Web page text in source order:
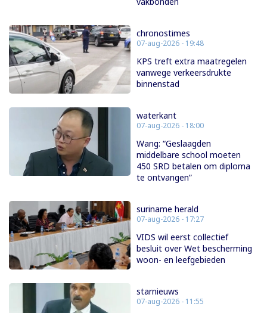
chronostimes
07-aug-2026 - 19:48
KPS treft extra maatregelen
vanwege verkeersdrukte
binnenstad
waterkant
07-aug-2026 - 18:00
Wang: “Geslaagden
middelbare school moeten
450 SRD betalen om diploma
te ontvangen”
suriname herald
07-aug-2026 - 17:27
VIDS wil eerst collectief
besluit over Wet bescherming
woon- en leefgebieden
starnieuws
07-aug-2026 - 11:55